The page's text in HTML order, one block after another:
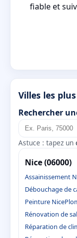
fiable et
Villes les
Rechercher
Astuce : tapez un
Nice (06000)
Assainissement
Débouchage de
Peinture Nice
Rénovation de
Réparation de